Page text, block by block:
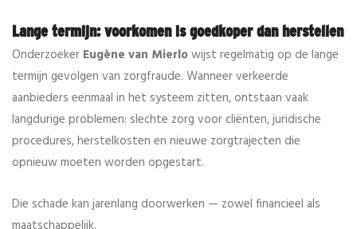
Lange termijn: voorkomen is goedkoper dan herstellen
Onderzoeker Eugène van Mierlowijst regelmatig op de lange
termijn gevolgen van zorgfraude. Wanneer verkeerde
aanbieders eenmaal in het systeem zitten, ontstaan vaak
langdurige problemen: slechte zorg voor cliënten, juridische
procedures, herstelkosten en nieuwe zorgtrajecten die
opnieuw moeten worden opgestart.
Die schade kan jarenlang doorwerken — zowel financieel als